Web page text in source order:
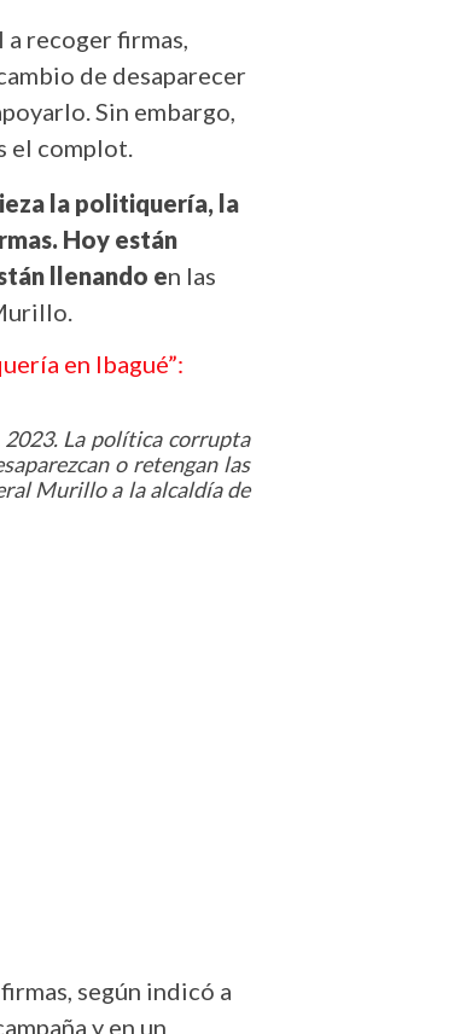
recoger firmas,
de desaparecer
Sin embargo,
el complot.
la politiquería, la
Hoy están
llenando en las
en Ibagué”:
2023. La política corrupta
o retengan las
Murillo a la alcaldía de
según indicó a
y en un